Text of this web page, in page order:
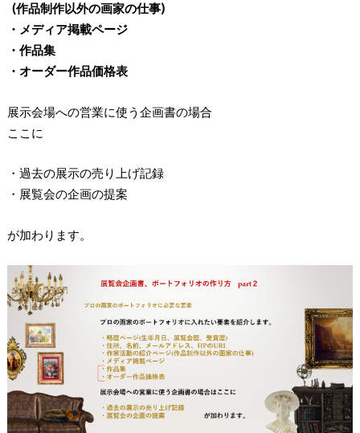
(作品制作以外の画家の仕事)
・メディア掲載ページ
・作品集
・オーダー作品価格表
展示会場への営業に使う企画書の場合
ここに
・過去の展示の売り上げ記録
・展覧会の企画の提案
が加わります。